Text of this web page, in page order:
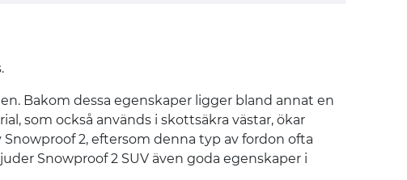
Bakom dessa egenskaper ligger bland annat en
som också används i skottsäkra västar, ökar
2, eftersom denna typ av fordon ofta
Snowproof 2 SUV även goda egenskaper i